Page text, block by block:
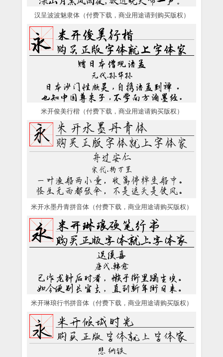
汉呈波波魅隶体（付费下载，商业用途请到购买版权）
米开俊美行楷（付费下载，商业用途请购买版权）
米开水墨丹青拼音体（付费下载，商业用途请购买版权）
米开琳琅行书拼音体（付费下载，商业用途请购买版权）